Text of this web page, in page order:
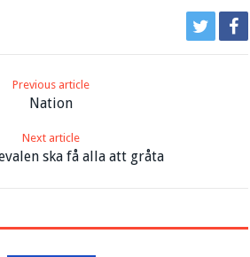
Previous article
Nation
Next article
ska få alla att gråta